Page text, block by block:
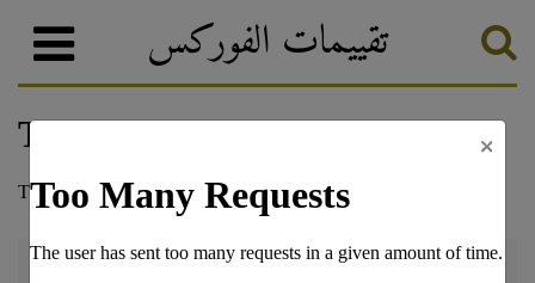
تقييمات الفوركس
تصنيف الفوركس وسطاء الفوركس Exness
×